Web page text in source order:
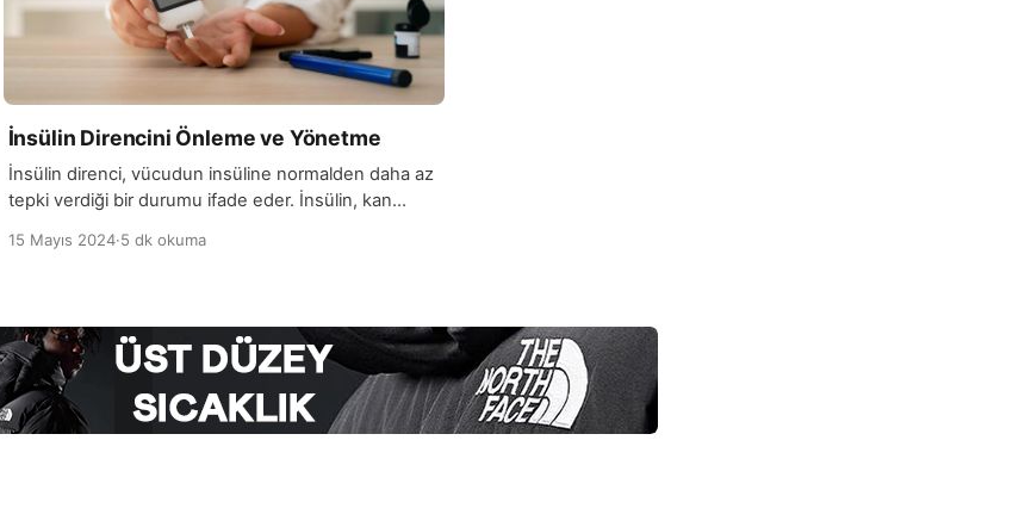
İnsülin Direncini Önleme ve Yönetme
İnsülin direnci, vücudun insüline normalden daha az
tepki verdiği bir durumu ifade eder. İnsülin, kan
hücrelere glikozun alınmasını sağlar. İnsülin direnci
zorlaşır. Bunun sonucunda vücut, daha fazla insülin
üretmeye başlar ve zamanla pankreas yorulur.
İnsülin direnci, tip […]
15 Mayıs 2024·5 dk okuma